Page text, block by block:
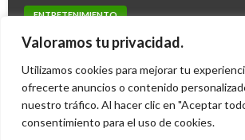
Valoramos tu privacidad.
Utilizamos cookies para mejorar tu
ofrecerte anuncios o contenido
nuestro tráfico. Al hacer clic en "Aceptar
consentimiento para el uso de cookies.
ENTRETENIMIENTO
Marc Anthony considera volver al
Paola Hernandez miércoles octubre 30, 2013